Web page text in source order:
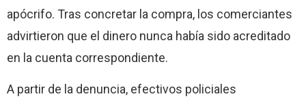
apócrifo. Tras concretar la compra, los comerciantes
advirtieron que el dinero nunca había sido acreditado
en la cuenta correspondiente.
A partir de la denuncia, efectivos policiales